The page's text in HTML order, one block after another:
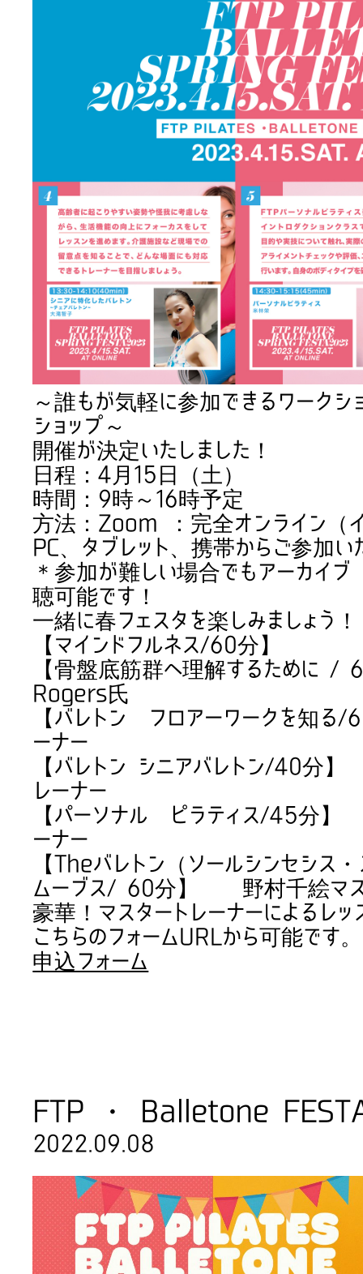
～誰もが気軽に参加できるワークシ
ショップ～
開催が決定いたしました！
日程：4月15日（土）
時間：9時～16時予定
方法：Zoom ：完全オンライン（イ
PC、タブレット、携帯からご参加い
＊参加が難しい場合でもアーカイ
聴可能です！
一緒に春フェスタを楽しみましょう！
【マインドフルネス/60
【骨盤底筋群へ理解するため
Rogers氏
【バレトン フロアーワークを知
ーナー
【バレトン シニアバレトン/
レーナー
【パーソナル ピラティス/45
ーナー
【Theバレトン（ソールシンセシス
ムーブス/ 60分】 野村千絵マス
豪華！マスタートレーナーによるレ
こちらのフォームURLから可能です。
申込フォーム
FTP ・ Balletone
2022.09.08